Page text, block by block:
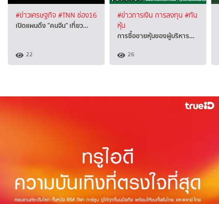
#ข่าวเศรษฐกิจ #TNN ช่อง16
เปิดแผนดึง "คนจีน" เที่ยว…
22
#ข่าวการเงิน การลงทุน #ทัน
หุ้น
การซื้อขายหุ้นของผู้บริหาร…
26